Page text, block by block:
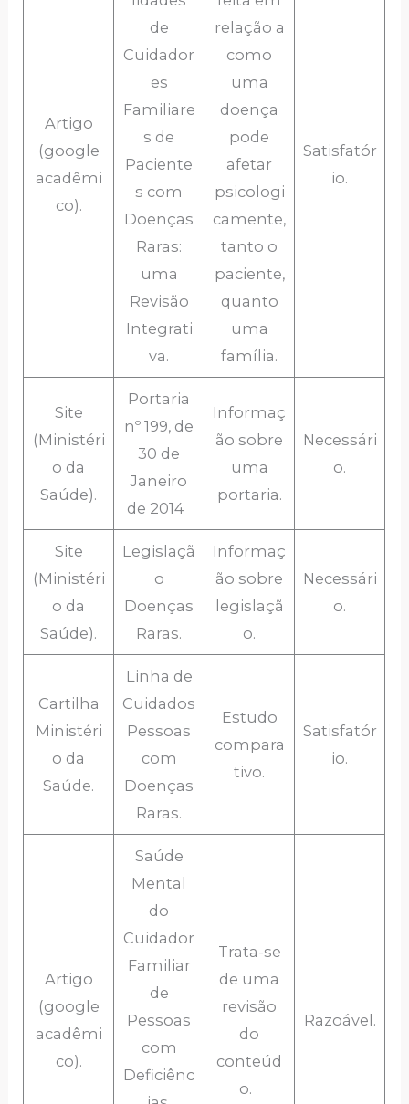
Artigo
(google
acadêmi
co).
de
Cuidador
es
Familiare
s de
Paciente
s com
Doenças
Raras:
uma
Revisão
Integrati
va.
relação a
como
uma
doença
pode
afetar
psicologi
camente,
tanto o
paciente,
quanto
uma
família.
Satisfatór
io.
Site
(Ministéri
o da
Saúde).
Portaria
nº 199, de
30 de
Janeiro
de 2014
Informaç
ão sobre
uma
portaria.
Necessári
o.
Site
(Ministéri
o da
Saúde).
Legislaçã
o
Doenças
Raras.
Informaç
ão sobre
legislaçã
o.
Necessári
o.
Cartilha
Ministéri
o da
Saúde.
Linha de
Cuidados
Pessoas
com
Doenças
Raras.
Estudo
compara
tivo.
Satisfatór
io.
Artigo
(google
acadêmi
co).
Saúde
Mental
do
Cuidador
Familiar
de
Pessoas
com
Deficiênc
Trata-se
de uma
revisão
do
conteúd
o.
Razoável.